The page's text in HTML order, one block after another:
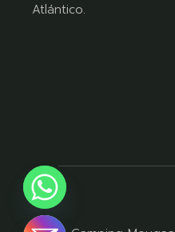
Atlántico.